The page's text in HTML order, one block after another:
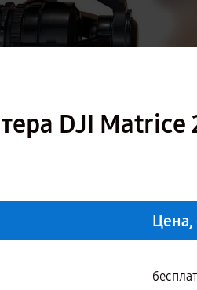
DJI Matrice
Цена,